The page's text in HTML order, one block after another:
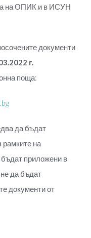
на ОПИК и в ИСУН
документи
г.
поща:
да бъдат
рамките на
приложени в
да бъдат
документи от